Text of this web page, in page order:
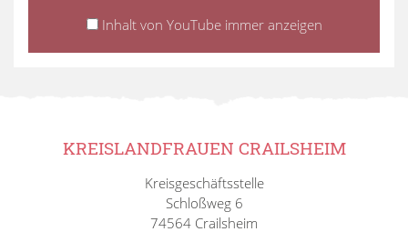
Inhalt von YouTube immer anzeigen
KREISLANDFRAUEN CRAILSHEIM
Kreisgeschäftsstelle
Schloßweg 6
74564 Crailsheim